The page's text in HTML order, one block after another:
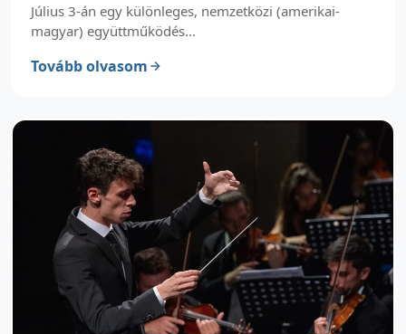
Július 3-án egy különleges, nemzetközi (amerikai-
magyar) együttműködés...
Tovább olvasom